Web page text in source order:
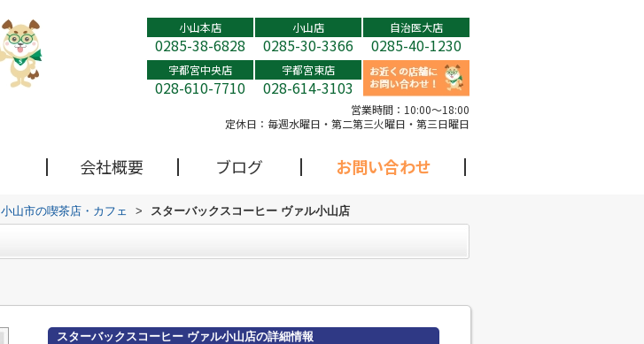
小山本店
0285-38-6828
小山店
0285-30-3366
自治医大店
0285-40-1230
宇都宮中央店
028-610-7710
宇都宮東店
028-614-3103
営業時間： 10:00～18:00
定休日： 毎週水曜日・第二第三火曜日・第三日曜日
会社概要 ブログ お問い合わせ
小山市の喫茶店・カフェ > スターバックスコーヒー ヴァル小山店
スターバックスコーヒー ヴァル小山店の詳細情報